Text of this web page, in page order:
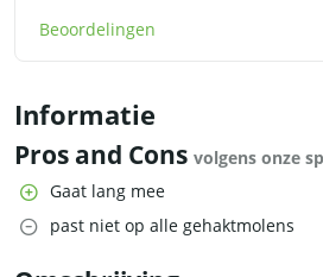
Beoordelingen
Informatie
Pros and Cons volgens onze
Gaat lang mee
past niet op alle gehaktmolens